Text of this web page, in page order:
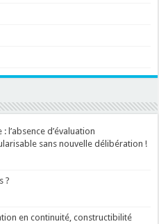
l’absence d’évaluation
sans nouvelle délibération !
?
en continuité, constructibilité